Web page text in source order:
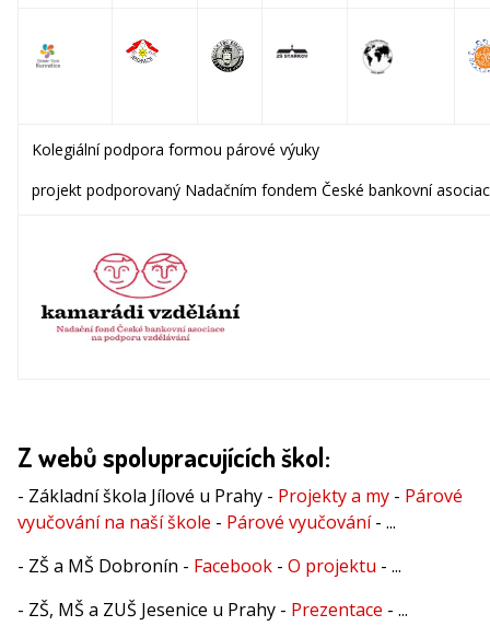
Kolegiální podpora formou párové výuky
projekt podporovaný Nadačním fondem České bankovní
Z webů spolupracujících škol:
- Základní škola Jílové u Prahy - Projekty a my - Párové
vyučování na naší škole - Párové vyučování- ...
- ZŠ a MŠ Dobronín - Facebook - O projektu - ...
- ZŠ, MŠ a ZUŠ Jesenice u Prahy - Prezentace - ...